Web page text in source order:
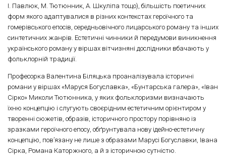
І. Павлюк, М. Тютюнник, А. Шкуліпа тощо), більшість поетичних
форм якого адаптувалися в різних контекстах героїчного та
гомерівського епосів, середньовічного лицарського роману та інших
синтетичних жанрів. Естетичні чинники й передумови виникнення
українського роману у віршах вітчизняні дослідники вбачають у
фольклорній традиції.
Професорка Валентина Біляцька проаналізувала історичні
романи у віршах «Маруся Богуславка», «Бунтарська галера», «Іван
Сірко» Миколи Тютюнника, у яких фольклоризми визначають
їхню концепцію і слугують своєрідним естетичним орієнтиром у
творенні сюжетів, образів, історичного простору порівняно із
зразками героїчного епосу, обґрунтувала нову ідейно-естетичну
концепцію, пов’язану не лише з образами Марусі Богуславки, Івана
Сірка, Романа Каторжного, а й з історичною сутністю.